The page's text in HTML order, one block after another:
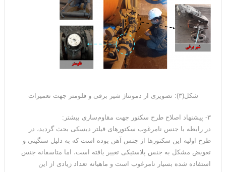
شکل(۳): تصویری از دمونتاژ شیر برقی و فلومتر جهت تعمیرات
۳- پیشنهاد اصلاح طرح سکتور جهت مقاوم‌سازی بیشتر:
در رابطه با جنس نامرغوب سکتورهای فیلتر دیسکی بحث گردید، در
طرح اولیه این سکتورها از جنس آهن بوده است که به دلیل سنگینی و
تعویض مشکل به جنس پلاستیکی تغییر یافته است، اما متاسفانه جنس
استفاده شده بسیار نامرغوب است و ماهیانه تعداد زیادی از این